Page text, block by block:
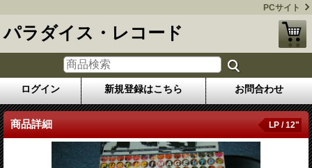
PCサイト
パラダイス・レコード
ログイン 新規登録はこちら お問合わせ
商品詳細 LP / 12"